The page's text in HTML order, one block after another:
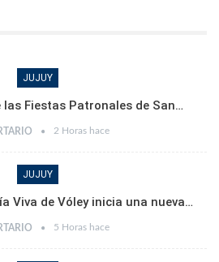
JUJUY
Fiestas Patronales de San…
2 Horas hace
JUJUY
Viva de Vóley inicia una nueva…
5 Horas hace